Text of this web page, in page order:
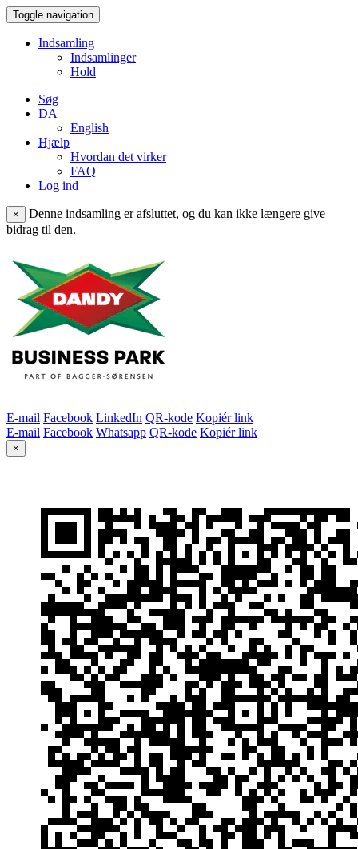
Toggle navigation
Indsamling
Indsamlinger
Hold
Søg
DA
English
Hjælp
Hvordan det virker
FAQ
Log ind
×
Denne indsamling er afsluttet, og du kan ikke længere give
bidrag til den.
E-mail Facebook LinkedIn QR-kode Kopiér link
E-mail Facebook Whatsapp QR-kode Kopiér link
×